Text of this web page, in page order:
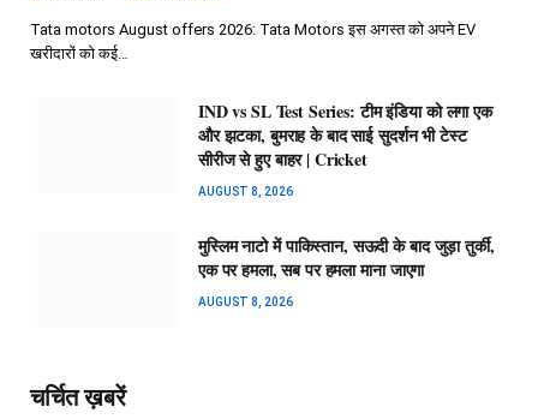
Tata motors August offers 2026: Tata Motors इस अगस्त को अपने EV
खरीदारों को कई…
IND vs SL Test Series: टीम इंडिया को लगा एक
और झटका, बुमराह के बाद साई सुदर्शन भी टेस्ट
सीरीज से हुए बाहर | Cricket
AUGUST 8, 2026
मुस्लिम नाटो में पाकिस्तान, सऊदी के बाद जुड़ा तुर्की,
एक पर हमला, सब पर हमला माना जाएगा
AUGUST 8, 2026
चर्चित ख़बरें